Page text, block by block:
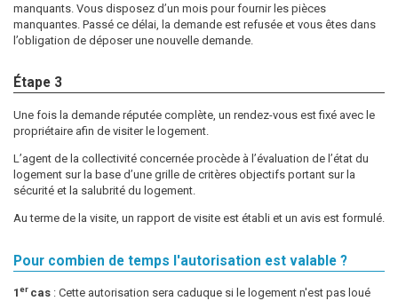
manquants. Vous disposez d’un mois pour fournir les pièces
manquantes. Passé ce délai, la demande est refusée et vous êtes dans
l’obligation de déposer une nouvelle demande.
Étape 3
Une fois la demande réputée complète, un rendez-vous est fixé avec le
propriétaire afin de visiter le logement.
L’agent de la collectivité concernée procède à l’évaluation de l’état du
logement sur la base d’une grille de critères objectifs portant sur la
sécurité et la salubrité du logement.
Au terme de la visite, un rapport de visite est établi et un avis est formulé.
Pour combien de temps l'autorisation est valable ?
1er cas : Cette autorisation sera caduque si le logement n'est pas loué